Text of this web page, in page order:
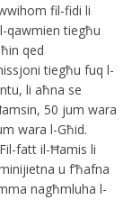
fil-fidi li
qawmien tiegħu
qed
tiegħu fuq l-
li aħna se
50 jum wara
wara l-Għid.
fatt il-Ħamis li
u f’ħafna
nagħmluha l-